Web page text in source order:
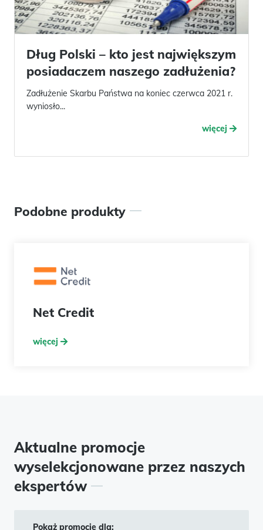
Dług Polski – kto jest największym
posiadaczem naszego zadłużenia?
Zadłużenie Skarbu Państwa na koniec czerwca 2021 r.
wyniosło...
więcej
Podobne produkty
Aktualne promocje
wyselekcjonowane przez naszych
ekspertów
Pokaż promocje dla: